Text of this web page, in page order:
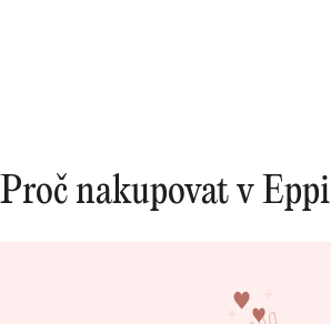
Proč nakupovat v Eppi